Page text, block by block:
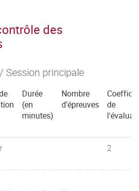
des
Session principale
Durée
(en
minutes)
Nombre
d'épreuves
de
2